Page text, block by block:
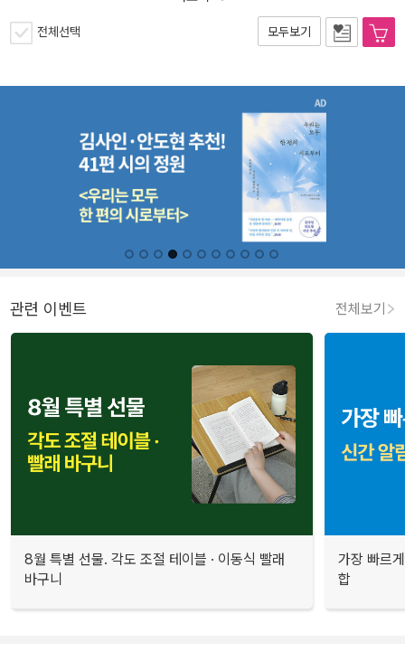
전체선택 모두보기
관련 이벤트 전체보기
8월 특별 선물. 각도 조절 테이블 · 이동식 빨래
바구니
가장 빠르
합